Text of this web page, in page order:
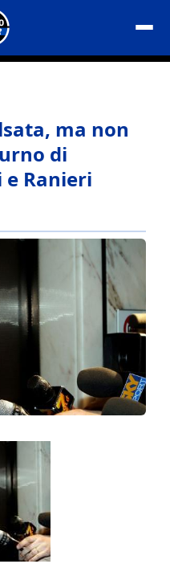
ma non
di
Ranieri